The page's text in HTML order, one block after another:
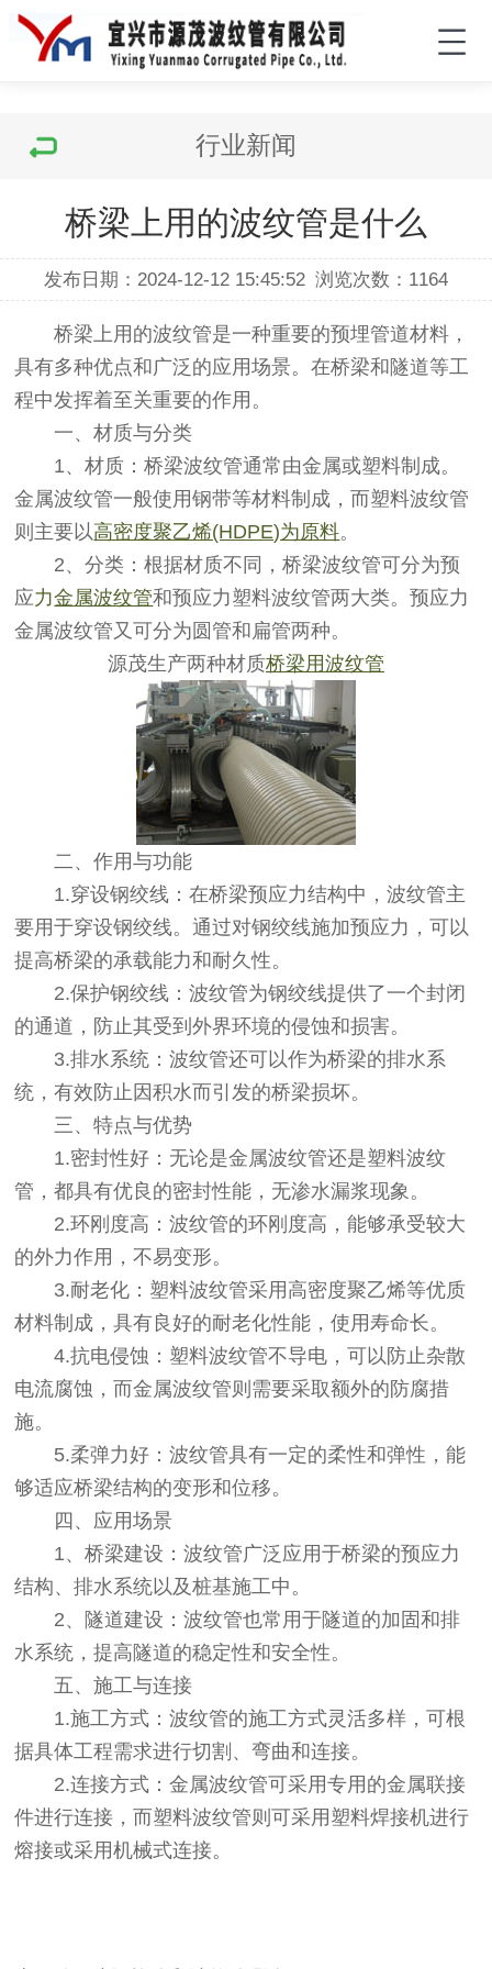
行业新闻
桥梁上用的波纹管是什么
发布日期：2024-12-12 15:45:52 浏览次数： 1164
桥梁上用的波纹管是一种重要的预埋管道材料，
具有多种优点和广泛的应用场景。在桥梁和隧道等工
程中发挥着至关重要的作用。
一、材质与分类
1、材质：桥梁波纹管通常由金属或塑料制成。
金属波纹管一般使用钢带等材料制成，而塑料波纹管
则主要以高密度聚乙烯(HDPE)为原料。
2、分类：根据材质不同，桥梁波纹管可分为预
应力金属波纹管和预应力塑料波纹管两大类。预应力
金属波纹管又可分为圆管和扁管两种。
源茂生产两种材质桥梁用波纹管
二、作用与功能
1.穿设钢绞线：在桥梁预应力结构中，波纹管主
要用于穿设钢绞线。通过对钢绞线施加预应力，可以
提高桥梁的承载能力和耐久性。
2.保护钢绞线：波纹管为钢绞线提供了一个封闭
的通道，防止其受到外界环境的侵蚀和损害。
3.排水系统：波纹管还可以作为桥梁的排水系
统，有效防止因积水而引发的桥梁损坏。
三、特点与优势
1.密封性好：无论是金属波纹管还是塑料波纹
管，都具有优良的密封性能，无渗水漏浆现象。
2.环刚度高：波纹管的环刚度高，能够承受较大
的外力作用，不易变形。
3.耐老化：塑料波纹管采用高密度聚乙烯等优质
材料制成，具有良好的耐老化性能，使用寿命长。
4.抗电侵蚀：塑料波纹管不导电，可以防止杂散
电流腐蚀，而金属波纹管则需要采取额外的防腐措
施。
5.柔弹力好：波纹管具有一定的柔性和弹性，能
够适应桥梁结构的变形和位移。
四、应用场景
1、桥梁建设：波纹管广泛应用于桥梁的预应力
结构、排水系统以及桩基施工中。
2、隧道建设：波纹管也常用于隧道的加固和排
水系统，提高隧道的稳定性和安全性。
五、施工与连接
1.施工方式：波纹管的施工方式灵活多样，可根
据具体工程需求进行切割、弯曲和连接。
2.连接方式：金属波纹管可采用专用的金属联接
件进行连接，而塑料波纹管则可采用塑料焊接机进行
熔接或采用机械式连接。